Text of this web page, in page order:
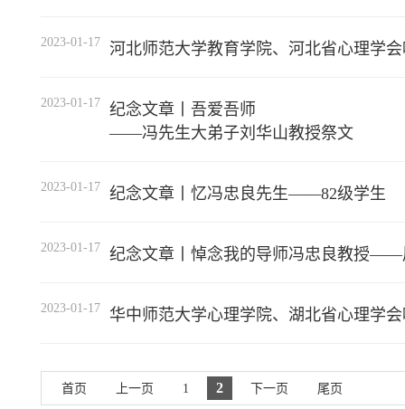
2023-01-17 河北师范大学教育学院、河北省心理学
2023-01-17
纪念文章丨吾爱吾师
​——冯先生大弟子刘华山教授祭文
2023-01-17 纪念文章丨忆冯忠良先生——82级学生
2023-01-17 纪念文章丨悼念我的导师冯忠良教授——
2023-01-17 华中师范大学心理学院、湖北省心理学
首页 上一页 1 2 下一页 尾页